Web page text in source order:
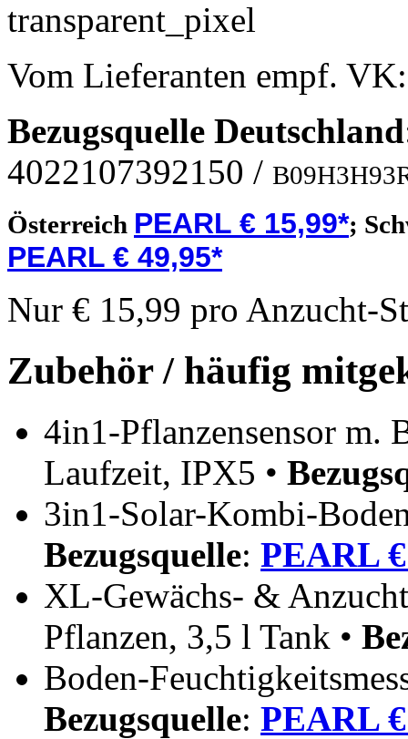
Vom Lieferanten empf.
Bezugsquelle Deutschland
4022107392150 /
Österreich PEARL € 15,99*;
PEARL € 49,95*
Nur € 15,99 pro Anzucht-
Zubehör / häufig
4in1-Pflanzensensor m.
Laufzeit, IPX5 •
3in1-Solar-Kombi-
Bezugsquelle: PEARL
XL-Gewächs- &
Pflanzen, 3,5 l Tank •
Boden-
Bezugsquelle: PEARL